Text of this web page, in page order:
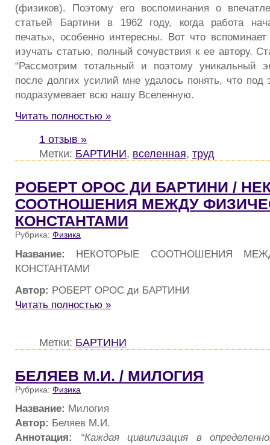
(физиков). Поэтому его воспоминания о
статьей Бартини в 1962 году, когда работа
печать», особенно интересны. Вот что
изучать статью, полный сочувствия к ее автору.
“Рассмотрим тотальный и поэтому уникальный
после долгих усилий мне удалось понять, что под
подразумевает всю нашу Вселенную.
Читать полностью »
1 отзыв »
Метки: БАРТИНИ, вселенная, труд
РОБЕРТ ОРОС ДИ БАРТИНИ /
СООТНОШЕНИЯ МЕЖДУ
КОНСТАНТАМИ
Рубрика: Физика
Название: НЕКОТОРЫЕ СООТНОШЕНИЯ
КОНСТАНТАМИ
Автор: РОБЕРТ ОРОС ди БАРТИНИ
Читать полностью »
Метки: БАРТИНИ
БЕЛЯЕВ М.И. / МИЛОГИЯ
Рубрика: Физика
Название: Милогия
Автор: Беляев М.И.
Аннотация:
“Каждая цивилизация в